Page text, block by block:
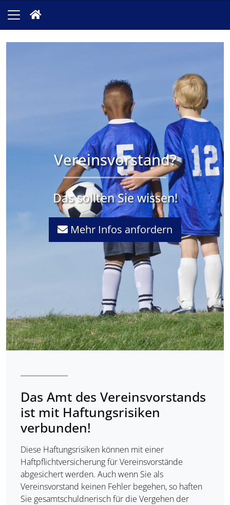
Vereinsvorstand?
Das sollten Sie wissen!
Mehr Infos anfordern
Das Amt des Vereinsvorstands
ist mit Haftungsrisiken
verbunden!
Diese Haftungsrisiken können mit einer
Haftpflichtversicherung für Vereinsvorstände
abgesichert werden. Auch wenn Sie als
Vereinsvorstand keinen Fehler begehen, so haften
Sie gesamtschuldnerisch für die Vergehen der